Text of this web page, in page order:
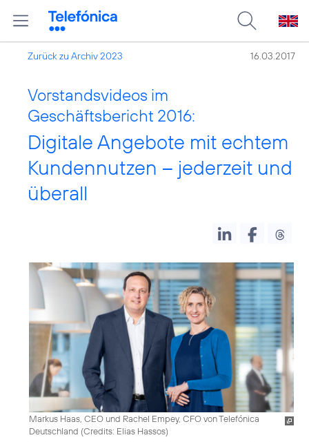
Zurück zu Archiv 2023 16.03.2017
Vorstandsvideos im
Geschäftsbericht 2016:
Digitale Angebote mit echtem
Kundennutzen – jederzeit und
überall
Markus Haas, CEO und Rachel Empey, CFO von Telefónica
Deutschland (Credits: Elias Hassos)